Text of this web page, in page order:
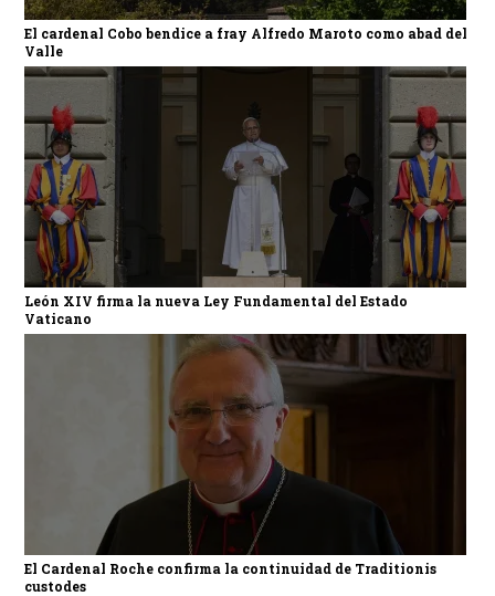
El cardenal Cobo bendice a fray Alfredo Maroto como abad del
Valle
León XIV firma la nueva Ley Fundamental del Estado
Vaticano
El Cardenal Roche confirma la continuidad de Traditionis
custodes